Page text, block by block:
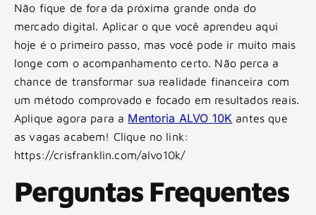
Não fique de fora da próxima grande onda do
mercado digital. Aplicar o que você aprendeu aqui
hoje é o primeiro passo, mas você pode ir muito mais
longe com o acompanhamento certo. Não perca a
chance de transformar sua realidade financeira com
um método comprovado e focado em resultados reais.
Aplique agora para a Mentoria ALVO 10K antes que
as vagas acabem! Clique no link:
https://crisfranklin.com/alvo10k/
Perguntas Frequentes